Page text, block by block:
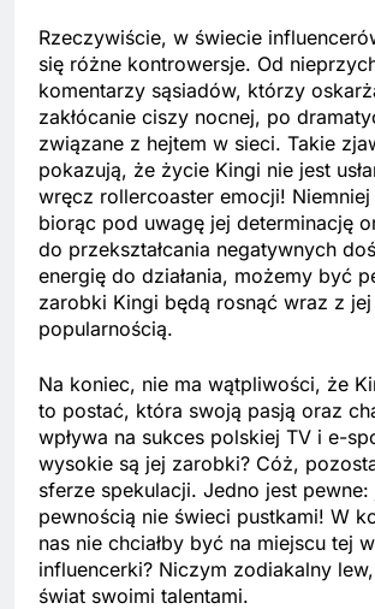
Rzeczywiście, w świecie
się różne kontrowersje. Od
komentarzy sąsiadów, którzy
zakłócanie ciszy nocnej, po
związane z hejtem w sieci. Takie
pokazują, że życie Kingi nie jest
wręcz rollercoaster emocji! Niemniej
biorąc pod uwagę jej determinację
do przekształcania negatywnych
energię do działania, możemy być
zarobki Kingi będą rosnąć wraz z jej
popularnością.
Na koniec, nie ma wątpliwości, że
to postać, która swoją pasją oraz
wpływa na sukces polskiej TV i e-
wysokie są jej zarobki? Cóż,
sferze spekulacji. Jedno jest
pewnością nie świeci pustkami! W
nas nie chciałby być na miejscu tej
influencerki? Niczym zodiakalny
świat swoimi talentami.